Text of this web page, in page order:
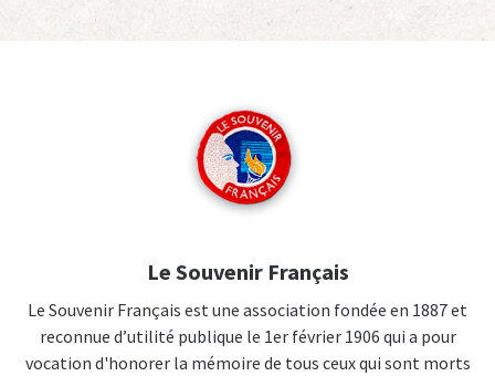
Le Souvenir Français
Le Souvenir Français est une association fondée en 1887 et
reconnue d’utilité publique le 1er février 1906 qui a pour
vocation d'honorer la mémoire de tous ceux qui sont morts